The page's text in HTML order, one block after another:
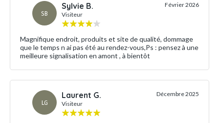
SB
Sylvie B.
Visiteur
Février 2026
Magnifique endroit, produits et site de qualité, dommage
que le temps n ai pas été au rendez-vous,Ps : pensez à une
meilleure signalisation en amont , à bientôt
LG
Laurent G.
Visiteur
Décembre 2025